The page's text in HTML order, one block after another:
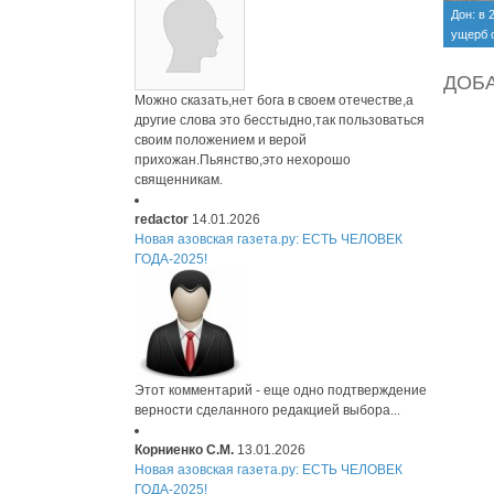
Дон: в
ущерб
четыре
Можно сказать,нет бога в своем отечестве,а
другие слова это бесстыдно,так пользоваться
своим положением и верой
прихожан.Пьянство,это нехорошо
священникам.
redactor 14.01.2026
Новая азовская газета.ру: ЕСТЬ ЧЕЛОВЕК
ГОДА-2025!
Этот комментарий - еще одно подтверждение
верности сделанного редакцией выбора...
Корниенко С.М. 13.01.2026
Новая азовская газета.ру: ЕСТЬ ЧЕЛОВЕК
ГОДА-2025!